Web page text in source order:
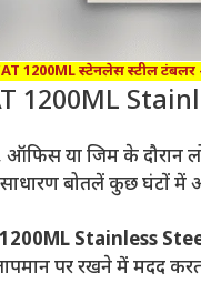
1200ML स्टेनलेस स्टील टंबलर
1200ML
ऑफिस या जिम के
बोतलें कुछ घंटों में
Stainless
पर रखने में मदद